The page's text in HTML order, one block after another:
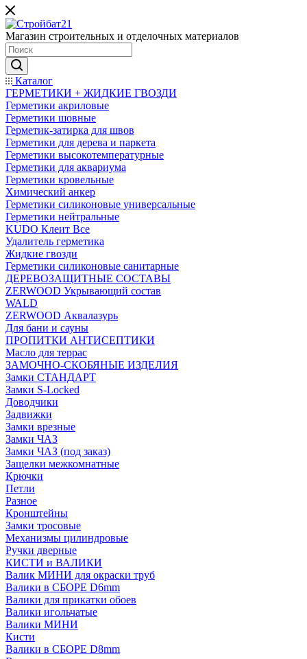
Магазин строительных и отделочных материалов
Каталог
ГЕРМЕТИКИ + ЖИДКИЕ ГВОЗДИ
Герметики акриловые
Герметики шовные
Герметик-затирка для швов
Герметики для дерева и паркета
Герметики высокотемпературные
Герметики для аквариума
Герметики кровельные
Химический анкер
Герметики силиконовые универсальные
Герметики нейтральные
KUDO Клеит Все
Удалитель герметика
Жидкие гвозди
Герметики силиконовые санитарные
ДЕРЕВОЗАЩИТНЫЕ СОСТАВЫ
ZERWOOD Укрывающий состав
WALD
ZERWOOD Аквалазурь
Для бани и сауны
ПРОПИТКИ АНТИСЕПТИКИ
Масло для террас
ЗАМОЧНО-СКОБЯНЫЕ ИЗДЕЛИЯ
Замки СТАНДАРТ
Замки S-Locked
Доводчики
Задвижки
Замки врезные
Замки ЧАЗ
Замки ЧАЗ (под заказ)
Защелки межкомнатные
Крючки
Петли
Разное
Кронштейны
Замки тросовые
Механизмы цилиндровые
Ручки дверные
КИСТИ и ВАЛИКИ
Валик МИНИ для окраски труб
Валики в СБОРЕ D6mm
Валики для прикатки обоев
Валики игольчатые
Валики МИНИ
Кисти
Валики в СБОРЕ D8mm